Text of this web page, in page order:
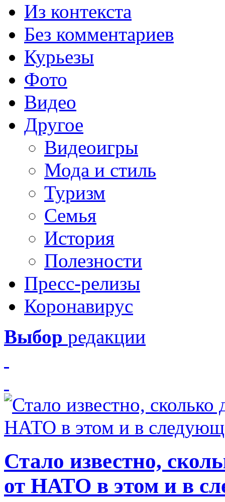
Из контекста
Без комментариев
Курьезы
Фото
Видео
Другое
Видеоигры
Мода и стиль
Туризм
Семья
История
Полезности
Пресс-релизы
Коронавирус
Выбор редакции
Стало известно,
от НАТО в этом и в